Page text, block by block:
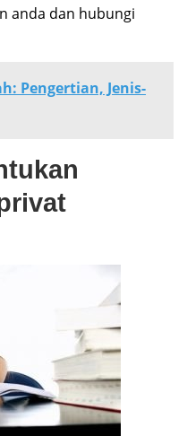
anda dan hubungi
Pengertian, Jenis-